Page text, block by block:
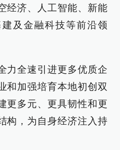
经济、人工智能、新能
及金融科技等前沿领
力全速引进更多优质企
和加强培育本地初创双
更多元、更具韧性和更
构，为自身经济注入持